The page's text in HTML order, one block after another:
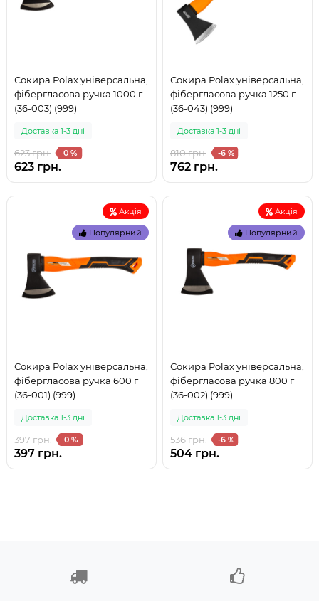
Сокира Polax універсальна,
фібергласова ручка 1000 г
(36-003) (999)
Доставка 1-3 дні
623 грн. 0 %
623 грн.
Сокира Polax універсальна,
фібергласова ручка 1250 г
(36-043) (999)
Доставка 1-3 дні
810 грн. -6 %
762 грн.
Акція
Популярний
Сокира Polax універсальна,
фібергласова ручка 600 г
(36-001) (999)
Доставка 1-3 дні
397 грн. 0 %
397 грн.
Акція
Популярний
Сокира Polax універсальна,
фібергласова ручка 800 г
(36-002) (999)
Доставка 1-3 дні
536 грн. -6 %
504 грн.